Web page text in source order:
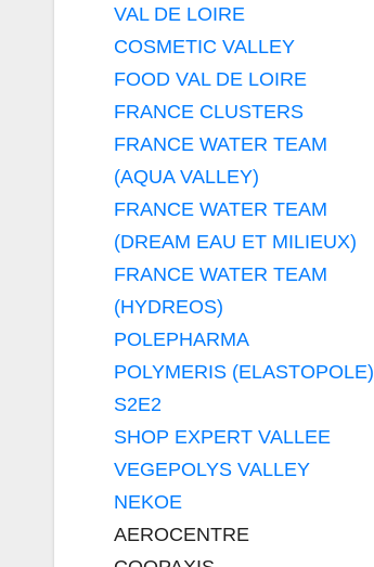
VAL DE LOIRE
COSMETIC VALLEY
FOOD VAL DE LOIRE
FRANCE CLUSTERS
FRANCE WATER TEAM
(AQUA VALLEY)
FRANCE WATER TEAM
(DREAM EAU ET MILIEUX)
FRANCE WATER TEAM
(HYDREOS)
POLEPHARMA
POLYMERIS (ELASTOPOLE)
S2E2
SHOP EXPERT VALLEE
VEGEPOLYS VALLEY
NEKOE
AEROCENTRE